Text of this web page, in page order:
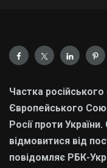
Частка російського
Європейського
Росії проти
відмовитися від
повідомляє РБК-